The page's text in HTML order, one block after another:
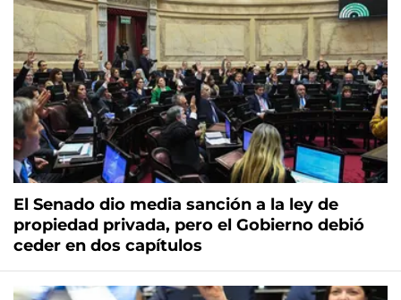
El Senado dio media sanción a la ley de
propiedad privada, pero el Gobierno debió
ceder en dos capítulos